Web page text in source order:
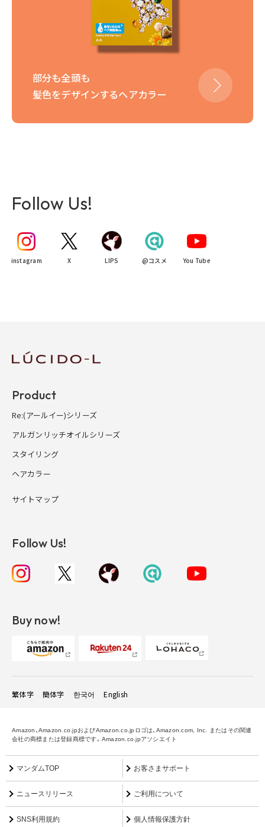
部分も全頭も
髪色をデザインするヘアカラー
Follow Us!
instagram X LIPS @コスメ You Tube
Product
Re:(アールイー)シリーズ
アルガンリッチオイルシリーズ
スタイリング
ヘアカラー
サイトマップ
Follow Us!
Buy now!
繁体字 簡体字 한국어 English
Amazon、Amazon.co.jpおよびAmazon.co.jpロゴは、Amazon.com, Inc. またはその関連
会社の商標または登録商標です。Amazon.co.jpアソシエイト
マンダムTOP お客さまサポート
ニュースリリース ご利用について
SNS利用規約 個人情報保護方針